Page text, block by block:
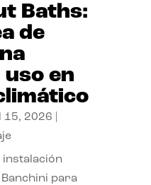
Baths:
de
en
15, 2026
instalación
para